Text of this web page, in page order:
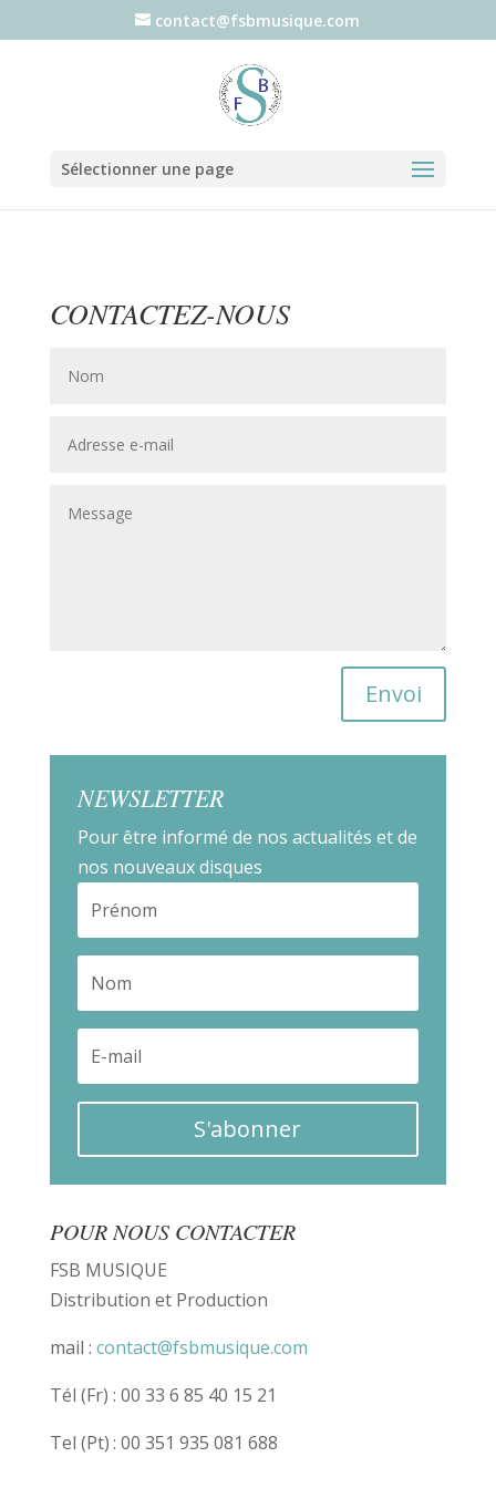
contact@fsbmusique.com
Sélectionner une page
CONTACTEZ-NOUS
Envoi
NEWSLETTER
Pour être informé de nos actualités et de
nos nouveaux disques
S'abonner
POUR NOUS CONTACTER
FSB MUSIQUE
Distribution et Production
mail : contact@fsbmusique.com
Tél (Fr) : 00 33 6 85 40 15 21
Tel (Pt) : 00 351 935 081 688